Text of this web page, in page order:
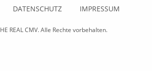
DATENSCHUTZ IMPRESSUM
REAL CMV. Alle Rechte vorbehalten.